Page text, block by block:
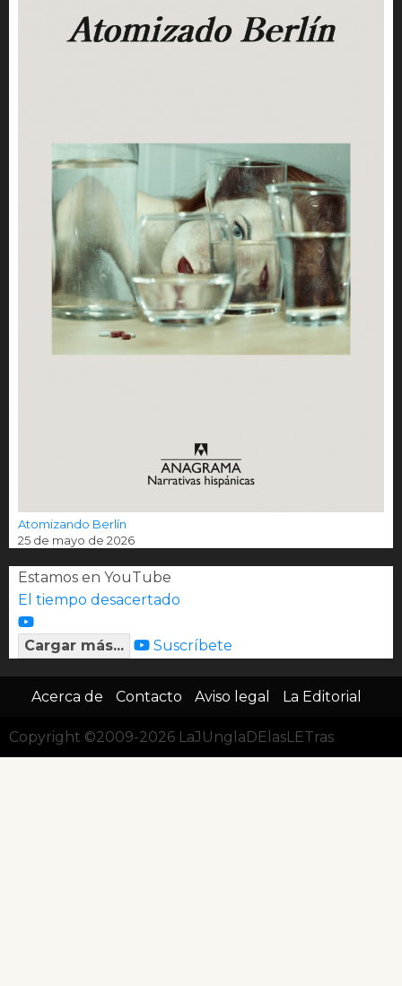
Atomizando Berlín
25 de mayo de 2026
Estamos en YouTube
El tiempo desacertado
Cargar más... Suscríbete
Acerca de Contacto Aviso legal La Editorial
Copyright ©2009-2026 LaJUnglaDElasLETras